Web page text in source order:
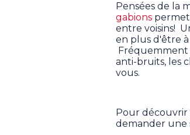
Pensées de la
gabions
entre voisins!
en plus d'être à
Fréquemment
anti-bruits, les
vous.
Pour
demander une